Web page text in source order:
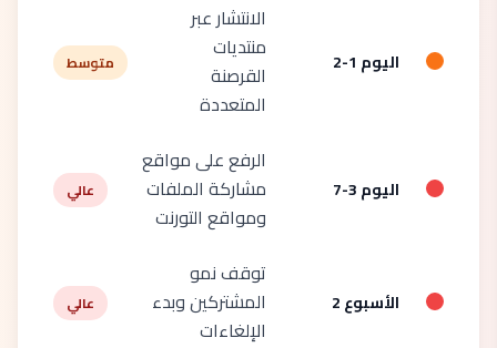
اليوم 1-2
الانتشار عبر
منتديات
القرصنة
المتعددة
متوسط
اليوم 3-7
الرفع على مواقع
مشاركة الملفات
ومواقع التورنت
عالي
الأسبوع 2
توقف نمو
المشتركين وبدء
الإلغاءات
عالي